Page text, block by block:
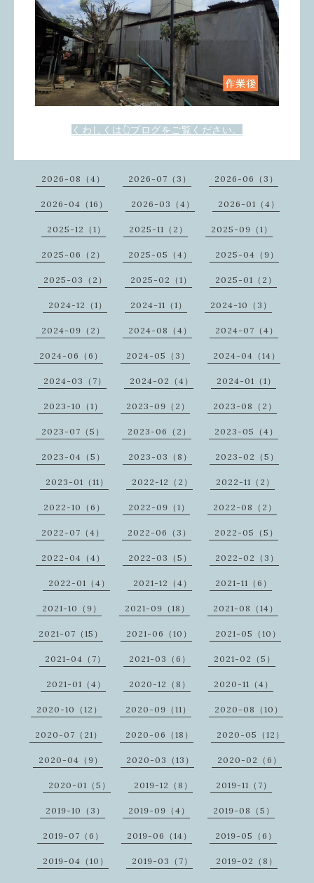
くわしくは👆ブログをご覧ください。
2026-08（4） 2026-07（3） 2026-06（3）
2026-04（16） 2026-03（4） 2026-01（4）
2025-12（1） 2025-11（2） 2025-09（1）
2025-06（2） 2025-05（4） 2025-04（9）
2025-03（2） 2025-02（1） 2025-01（2）
2024-12（1） 2024-11（1） 2024-10（3）
2024-09（2） 2024-08（4） 2024-07（4）
2024-06（6） 2024-05（3） 2024-04（14）
2024-03（7） 2024-02（4） 2024-01（1）
2023-10（1） 2023-09（2） 2023-08（2）
2023-07（5） 2023-06（2） 2023-05（4）
2023-04（5） 2023-03（8） 2023-02（5）
2023-01（11） 2022-12（2） 2022-11（2）
2022-10（6） 2022-09（1） 2022-08（2）
2022-07（4） 2022-06（3） 2022-05（5）
2022-04（4） 2022-03（5） 2022-02（3）
2022-01（4） 2021-12（4） 2021-11（6）
2021-10（9） 2021-09（18） 2021-08（14）
2021-07（15） 2021-06（10） 2021-05（10）
2021-04（7） 2021-03（6） 2021-02（5）
2021-01（4） 2020-12（8） 2020-11（4）
2020-10（12） 2020-09（11） 2020-08（10）
2020-07（21） 2020-06（18） 2020-05（12）
2020-04（9） 2020-03（13） 2020-02（6）
2020-01（5） 2019-12（8） 2019-11（7）
2019-10（3） 2019-09（4） 2019-08（5）
2019-07（6） 2019-06（14） 2019-05（6）
2019-04（10） 2019-03（7） 2019-02（8）